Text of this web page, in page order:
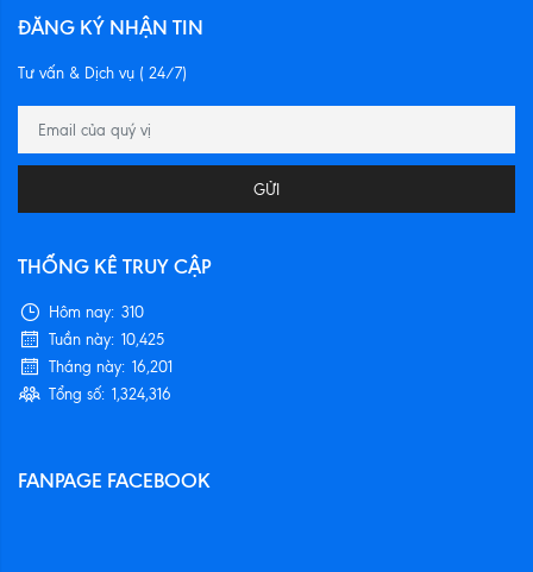
ĐĂNG KÝ NHẬN TIN
Tư vấn & Dịch vụ ( 24/7)
GỬI
THỐNG KÊ TRUY CẬP
Hôm nay: 310
Tuần này: 10,425
Tháng này: 16,201
Tổng số: 1,324,316
FANPAGE FACEBOOK